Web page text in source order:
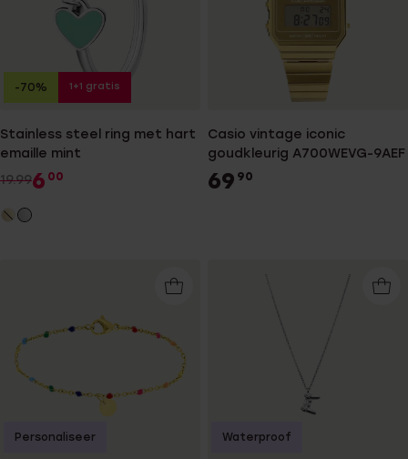
Stainless steel ring met hart
emaille mint
19.996 00
-70% 1+1 gratis
Casio vintage iconic
goudkleurig A700WEVG-9AEF
69 90
Personaliseer Waterproof